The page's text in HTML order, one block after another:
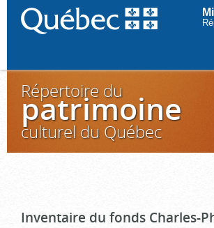
Répertoire du
patrimoine
culturel du Québec
Inventaire du fonds Charles-